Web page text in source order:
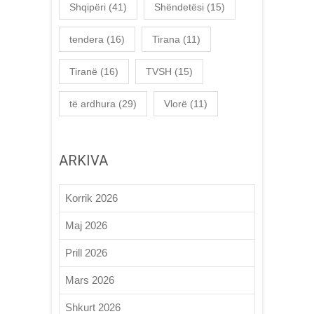
Shqipëri (41) Shëndetësi (15)
tendera (16) Tirana (11)
Tiranë (16) TVSH (15)
të ardhura (29) Vlorë (11)
ARKIVA
Korrik 2026
Maj 2026
Prill 2026
Mars 2026
Shkurt 2026